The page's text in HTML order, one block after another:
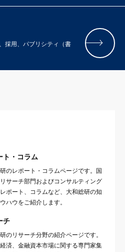
採用、パブリシティ（書
ト・コラム
のレポート・コラムページです。国
サーチ部門およびコンサルティング
ポート、コラムなど、大和総研の知
ハウをご紹介します。
チ
のリサーチ分野の紹介ページです。
済、金融資本市場に関する専門家集